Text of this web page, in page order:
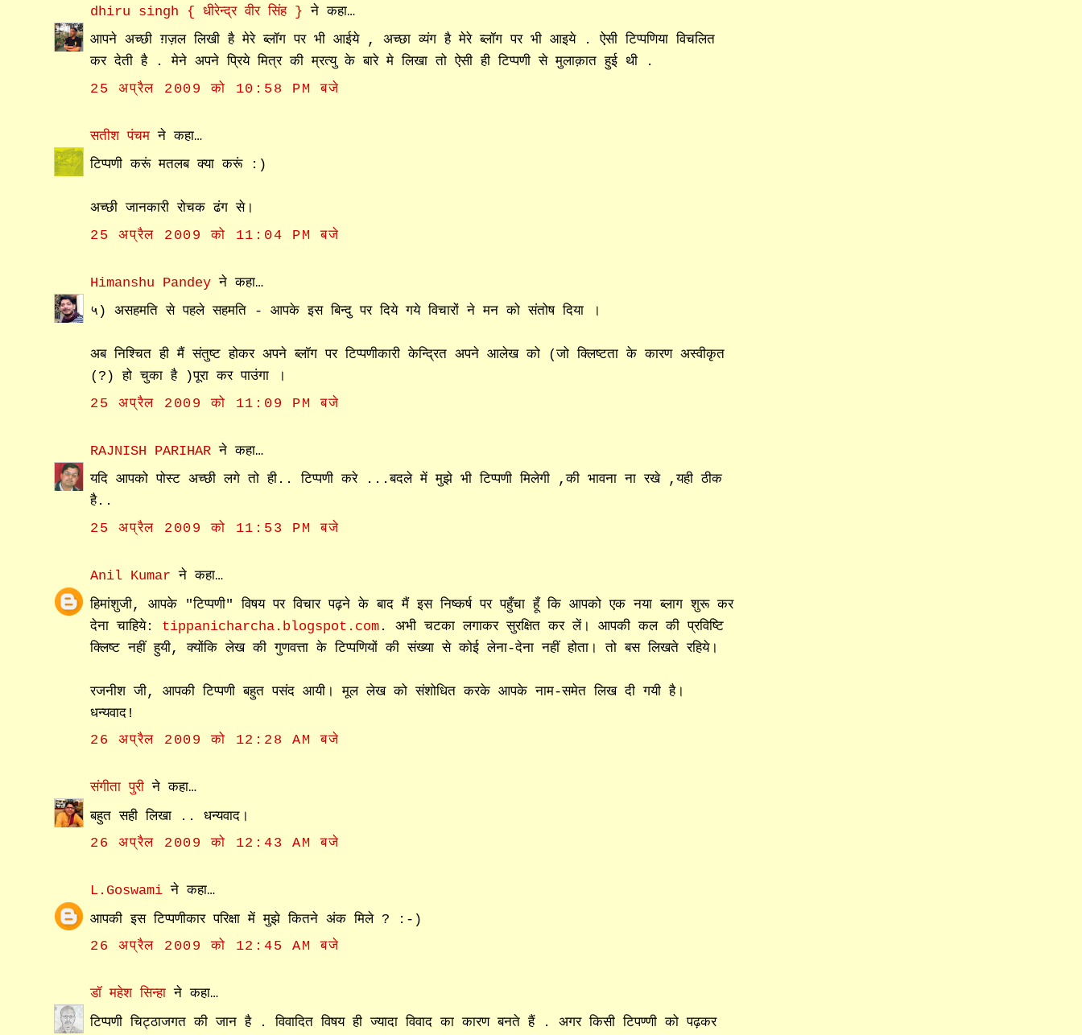
dhiru singh { धीरेन्द्र वीर सिंह } ने कहा…
आपने अच्छी ग़ज़ल लिखी है मेरे ब्लॉग पर भी आईये , अच्छा व्यंग है मेरे ब्लॉग पर भी आइये . ऐसी टिप्पणिया विचलित
कर देती है . मेने अपने प्रिये मित्र की म्रत्यु के बारे मे लिखा तो ऐसी ही टिप्पणी से मुलाक़ात हुई थी .
25 अप्रैल 2009 को 10:58 PM बजे
सतीश पंचम ने कहा…
टिप्पणी करूं मतलब क्या करूं :)
अच्छी जानकारी रोचक ढंग से।
25 अप्रैल 2009 को 11:04 PM बजे
Himanshu Pandey ने कहा…
५) असहमति से पहले सहमति - आपके इस बिन्दु पर दिये गये विचारों ने मन को संतोष दिया ।
अब निश्चित ही मैं संतुष्ट होकर अपने ब्लॉग पर टिप्पणीकारी केन्द्रित अपने आलेख को (जो क्लिष्टता के कारण अस्वीकृत
(?) हो चुका है )पूरा कर पाउंगा ।
25 अप्रैल 2009 को 11:09 PM बजे
RAJNISH PARIHAR ने कहा…
यदि आपको पोस्ट अच्छी लगे तो ही.. टिप्पणी करे ...बदले में मुझे भी टिप्पणी मिलेगी ,की भावना ना रखे ,यही ठीक
है..
25 अप्रैल 2009 को 11:53 PM बजे
Anil Kumar ने कहा…
हिमांशुजी, आपके "टिप्पणी" विषय पर विचार पढ़ने के बाद मैं इस निष्कर्ष पर पहुँचा हूँ कि आपको एक नया ब्लाग शुरू कर
देना चाहिये: tippanicharcha.blogspot.com . अभी चटका लगाकर सुरक्षित कर लें। आपकी कल की प्रविष्टि
क्लिष्ट नहीं हुयी, क्योंकि लेख की गुणवत्ता के टिप्पणियों की संख्या से कोई लेना-देना नहीं होता। तो बस लिखते रहिये।
रजनीश जी, आपकी टिप्पणी बहुत पसंद आयी। मूल लेख को संशोधित करके आपके नाम-समेत लिख दी गयी है।
धन्यवाद!
26 अप्रैल 2009 को 12:28 AM बजे
संगीता पुरीने कहा…
बहुत सही लिखा .. धन्‍यवाद।
26 अप्रैल 2009 को 12:43 AM बजे
L.Goswami ने कहा…
आपकी इस टिप्पणीकार परिक्षा में मुझे कितने अंक मिले ? :-)
26 अप्रैल 2009 को 12:45 AM बजे
डॉ महेश सिन्हा ने कहा…
टिप्पणी चिट्ठाजगत की जान है . विवादित विषय ही ज्यादा विवाद का कारण बनते हैं . अगर किसी टिपण्णी को पढ़कर